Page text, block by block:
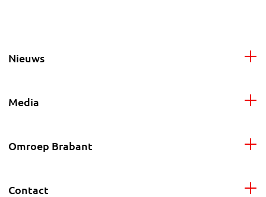
Nieuws
Media
Omroep Brabant
Contact